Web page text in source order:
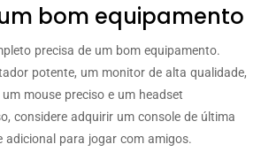
bom equipamento
precisa de um bom equipamento.
potente, um monitor de alta qualidade,
mouse preciso e um headset
considere adquirir um console de última
adicional para jogar com amigos.